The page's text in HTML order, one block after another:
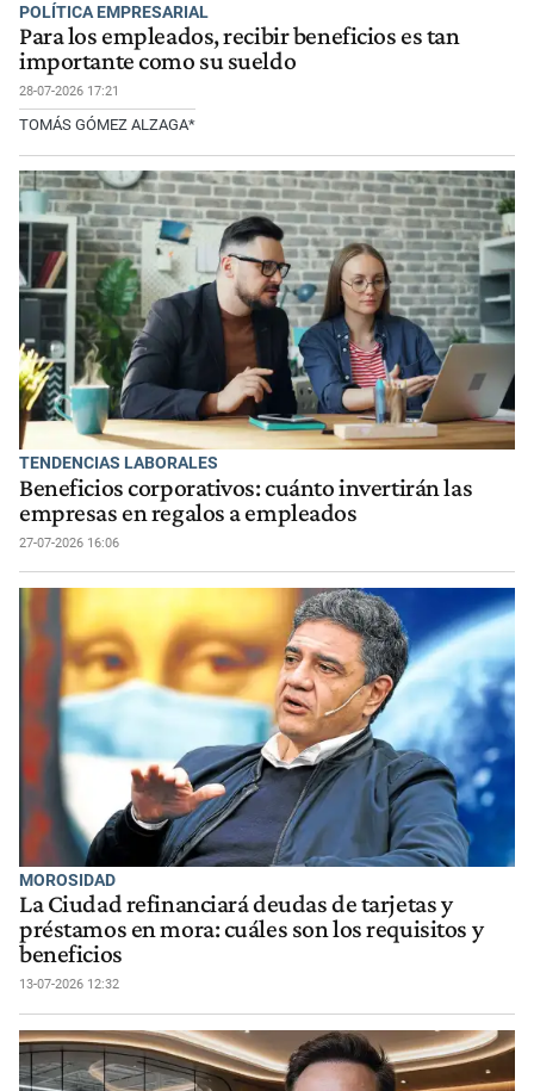
POLÍTICA EMPRESARIAL
Para los empleados, recibir beneficios es tan
importante como su sueldo
28-07-2026 17:21
TOMÁS GÓMEZ ALZAGA*
TENDENCIAS LABORALES
Beneficios corporativos: cuánto invertirán las
empresas en regalos a empleados
27-07-2026 16:06
MOROSIDAD
La Ciudad refinanciará deudas de tarjetas y
préstamos en mora: cuáles son los requisitos y
beneficios
13-07-2026 12:32